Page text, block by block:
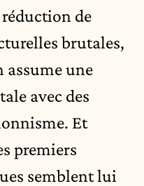
de
brutales,
une
avec des
Et
premiers
semblent lui